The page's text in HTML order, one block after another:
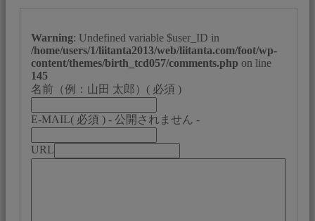
Warning : Undefined variable $user_ID in
/home/users/1/liitanta2013/web/liitanta.com/foot/wp-
content/themes/birth_tcd057/comments.php on line
145
名前（例：山田 太郎） ( 必須 )
E-MAIL( 必須 ) - 公開されません -
URL